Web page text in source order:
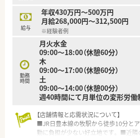
■福利厚生サービス加入では、映画・
パッケージツアー・ホテル割引などが
■家で洗濯・アイロンがけの必要がな
用しており、いつでも清潔な白衣を着
■グループ店舗で調剤した場合、従業
代の補助やOTCの社員価格で購入でき
<こんな会社です>
■輔仁薬局グループは大分県内に26店
部の店舗では24時間体制で救急医療一
■保険調剤薬局がメインですが、セル
■2003年から地方紙に地域の皆様のお
リーなテーマで薬や健康に関する情報
給与
年収430万円～500万円
月給268,000円～312,500円
※経験者例
勤務
時間
月火水金
09:00～18:00（休憩60分）
木
09:00～17:00（休憩60分）
土
09:00～14:00（休憩00分）
週40時間にて月単位の変形労働
【店舗情報と応需状況について】
■JR日豊本線の牧駅から徒歩10分とア
勤に負担が少ない好立地です。 ■近